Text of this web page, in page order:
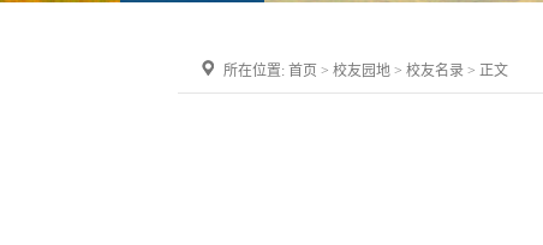
所在位置: 首页 > 校友园地 > 校友名录 > 正文